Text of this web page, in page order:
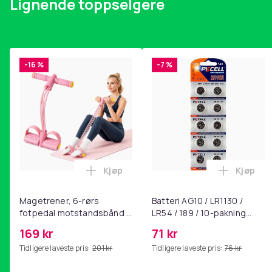
-16 %
Magetrener, 6-rørs
fotpedal motstandsbånd -
yoga og
hjemmegymnastikk Pink
169 kr
Tidligere laveste pris: 201 kr
Legg Magetrener, 6-rørs fotpedal
Kjøp
-7 %
Batteri AG10 / LR1130 /
LR54 / 189 / 10-pakning
71 kr
Tidligere laveste pris: 76 kr
Legg
Kjøp